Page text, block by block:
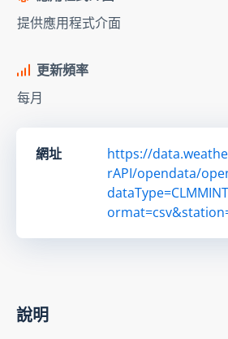
提供應用程式介面
更新頻率
每月
網址
https://
rAPI/opendata/
說明